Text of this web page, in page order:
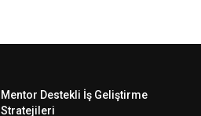
Mentor Destekli İş Geliştirme
Stratejileri